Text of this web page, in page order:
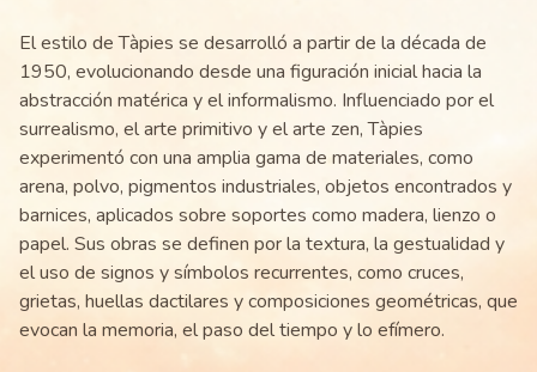
El estilo de Tàpies se desarrolló a partir de la década de
1950, evolucionando desde una figuración inicial hacia la
abstracción matérica y el informalismo. Influenciado por el
surrealismo, el arte primitivo y el arte zen, Tàpies
experimentó con una amplia gama de materiales, como
arena, polvo, pigmentos industriales, objetos encontrados y
barnices, aplicados sobre soportes como madera, lienzo o
papel. Sus obras se definen por la textura, la gestualidad y
el uso de signos y símbolos recurrentes, como cruces,
grietas, huellas dactilares y composiciones geométricas, que
evocan la memoria, el paso del tiempo y lo efímero.